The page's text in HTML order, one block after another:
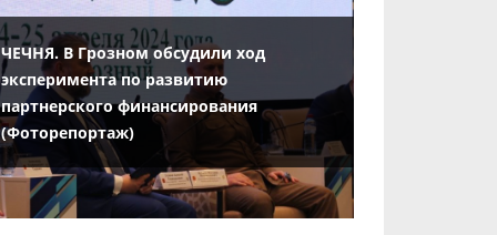
ЧЕЧНЯ. В Грозном обсудили ход
эксперимента по развитию
партнерского финансирования
(Фоторепортаж)